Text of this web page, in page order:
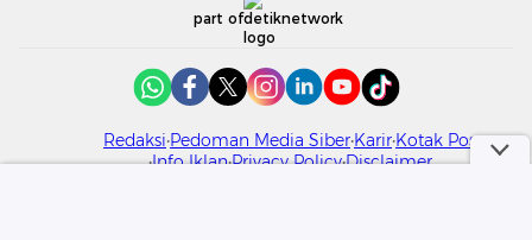
part of
Redaksi Pedoman Media Siber Karir Kotak Pos
Info IklanPrivacy PolicyDisclaimer